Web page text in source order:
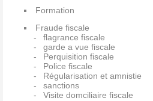
Formation
Fraude fiscale
flagrance fiscale
garde a vue fiscale
Perquisition fiscale
Police fiscale
Régularisation et amnistie
sanctions
Visite domciliaire fiscale